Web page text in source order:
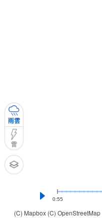
(C) Mapbox (C) OpenStreetMap
雨雲
雷
0:55